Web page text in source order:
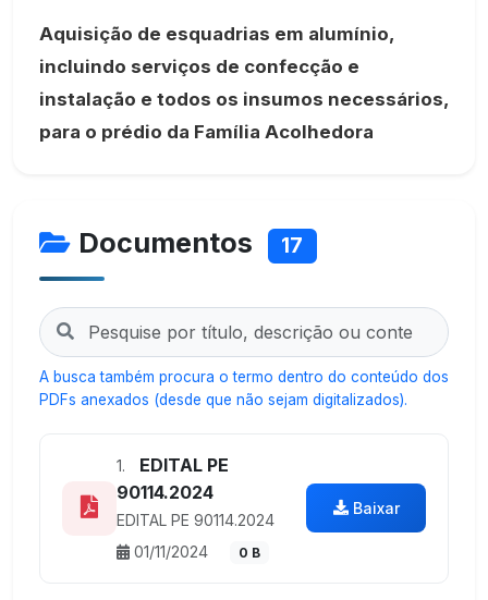
Aquisição de esquadrias em alumínio,
incluindo serviços de confecção e
instalação e todos os insumos necessários,
para o prédio da Família Acolhedora
Documentos 17
A busca também procura o termo dentro do conteúdo dos
PDFs anexados (desde que não sejam digitalizados).
1.
EDITAL PE
90114.2024
EDITAL PE 90114.2024
01/11/2024
0 B
Baixar